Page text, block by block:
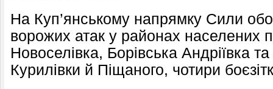
На Куп’янському напрямку Сили
ворожих атак у районах населених
Новоселівка, Борівська Андріївка
Курилівки й Піщаного, чотири